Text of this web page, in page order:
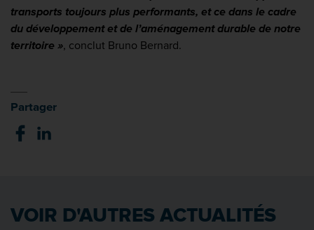
transports toujours plus performants, et ce dans le cadre
du développement et de l’aménagement durable de notre
territoire », conclut Bruno Bernard.
Partager
VOIR D'AUTRES ACTUALITÉS